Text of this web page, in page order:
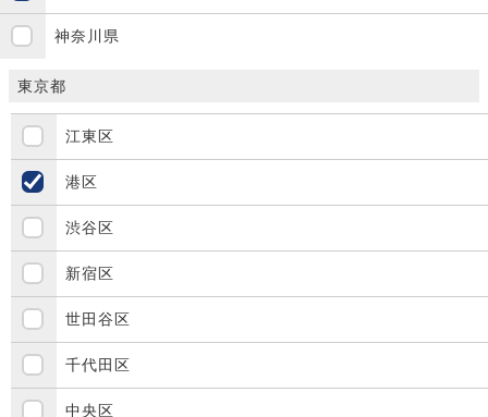
神奈川県
東京都
江東区
港区
渋谷区
新宿区
世田谷区
千代田区
中央区